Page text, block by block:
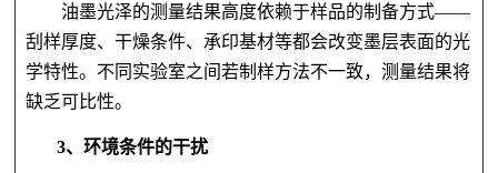
油墨光泽的测量结果高度依赖于样品的制备方式——
刮样厚度、干燥条件、承印基材等都会改变墨层表面的光
学特性。不同实验室之间若制样方法不一致，测量结果将
缺乏可比性。
3、环境条件的干扰